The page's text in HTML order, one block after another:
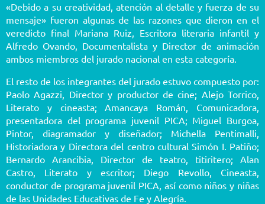
«Debido a su creatividad, atención al detalle y fuerza de su
mensaje» fueron algunas de las razones que dieron en el
veredicto final Mariana Ruiz, Escritora literaria infantil y
Alfredo Ovando, Documentalista y Director de animación
ambos miembros del jurado nacional en esta categoría.
El resto de los integrantes del jurado estuvo compuesto por:
Paolo Agazzi, Director y productor de cine; Alejo Torrico,
Literato y cineasta; Amancaya Román, Comunicadora,
presentadora del programa juvenil PICA; Miguel Burgoa,
Pintor, diagramador y diseñador; Michella Pentimalli,
Historiadora y Directora del centro cultural Simón I. Patiño;
Bernardo Arancibia, Director de teatro, titiritero; Alan
Castro, Literato y escritor; Diego Revollo, Cineasta,
conductor de programa juvenil PICA, así como niños y niñas
de las Unidades Educativas de Fe y Alegría.